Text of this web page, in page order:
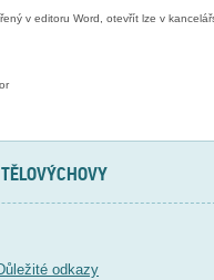
v editoru Word, otevřít lze v
odkazy